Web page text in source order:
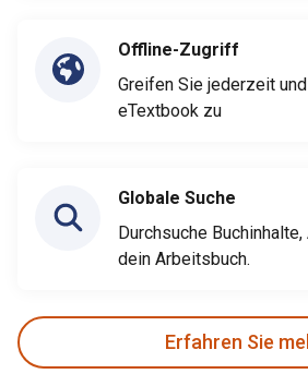
Offline-Zugriff
Greifen Sie jederzeit
eTextbook zu
Globale Suche
Durchsuche
dein Arbeitsbuch.
Erfahren Sie